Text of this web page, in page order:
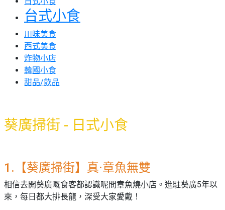
特
花
束
藝
製
禮
Party
慶
日
企
業/
件
好
#
美
食
子
好
#
節
日
台式小食
川味美食
西式美食
炸物小店
韓國小食
甜品/飲品
葵廣掃街 - 日式小食
1.【葵廣掃街】真·章魚無雙
相信去開葵廣嘅食客都認識呢間章魚燒小店。進駐葵廣5年以
來，每日都大排長龍，深受大家愛戴！